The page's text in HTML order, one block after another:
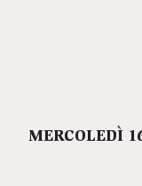
MERCOLEDÌ